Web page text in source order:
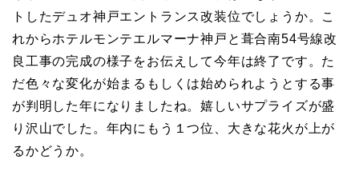
トしたデュオ神戸エントランス改装位でしょうか。こ
れからホテルモンテエルマーナ神戸と葺合南54号線改
良工事の完成の様子をお伝えして今年は終了です。た
だ色々な変化が始まるもしくは始められようとする事
が判明した年になりましたね。嬉しいサプライズが盛
り沢山でした。年内にもう１つ位、大きな花火が上が
るかどうか。